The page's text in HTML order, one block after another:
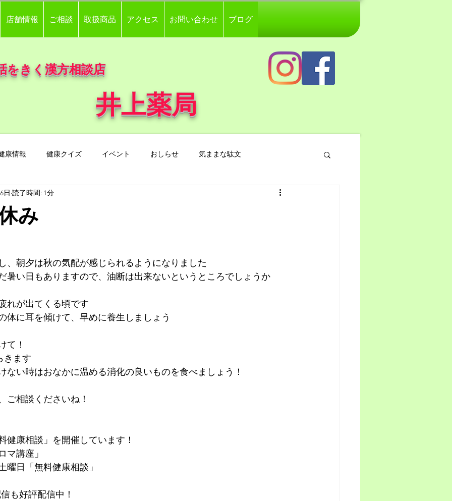
店舗情報 ご相談 取扱商品 アクセス お問い合わせ ブログ
をきく漢方相談店
上薬局
康情報 健康クイズ イベント おしらせ 気ままな駄文
み
日 読了時間: 1分
、朝夕は秋の気配が感じられるようになりました
暑い日もありますので、油断は出来ないというところでしょうか
れが出てくる頃です
体に耳を傾けて、早めに養生しましょう
て！
きます
ない時はおなかに温める消化の良いものを食べましょう！
ご相談くださいね！
健康相談」を開催しています！
マ講座」
曜日「無料健康相談」
も好評配信中！